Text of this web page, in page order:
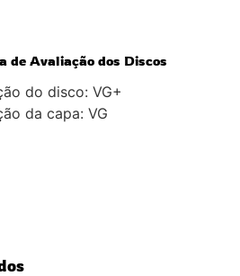
de Avaliação dos Discos
do disco: VG+
da capa: VG